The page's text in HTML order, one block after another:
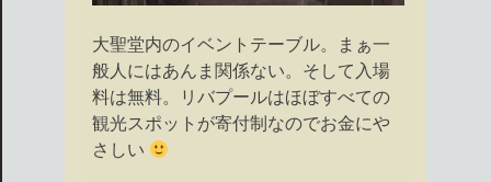
大聖堂内のイベントテーブル。まぁ一
般人にはあんま関係ない。そして入場
料は無料。リバプールはほぼすべての
観光スポットが寄付制なのでお金にや
さしい